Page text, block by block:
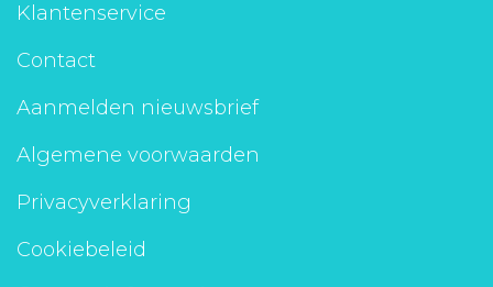
Klantenservice
Contact
Aanmelden nieuwsbrief
Algemene voorwaarden
Privacyverklaring
Cookiebeleid